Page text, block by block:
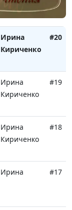
Ирина
Кириченко
#21
Ирина
Кириченко
#20
Ирина
Кириченко
#19
Ирина
Кириченко
#18
Ирина
#17